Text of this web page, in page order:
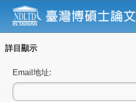
詳目顯示
Email地址: